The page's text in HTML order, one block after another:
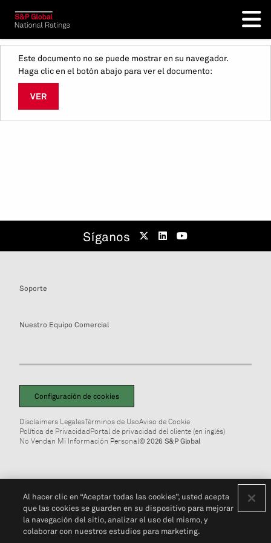
Este documento no se puede mostrar en su navegador.
Haga clic en el botón abajo para ver el documento:
VER
Síganos
Soporte
Nuestro Equipo Comercial
Configuración de cookies
Disclaimers LegalesTérminos de UsoAviso de Cookie
Política de PrivacidadPortal de privacidad del cliente (en inglés)
No Vendan Mi Información Personal© 2026 S&P Global
Al hacer clic en “Aceptar todas las cookies”, usted acepta
que las cookies se guarden en su dispositivo para mejorar
la navegación del sitio, analizar el uso del mismo, y
colaborar con nuestros estudios para marketing.